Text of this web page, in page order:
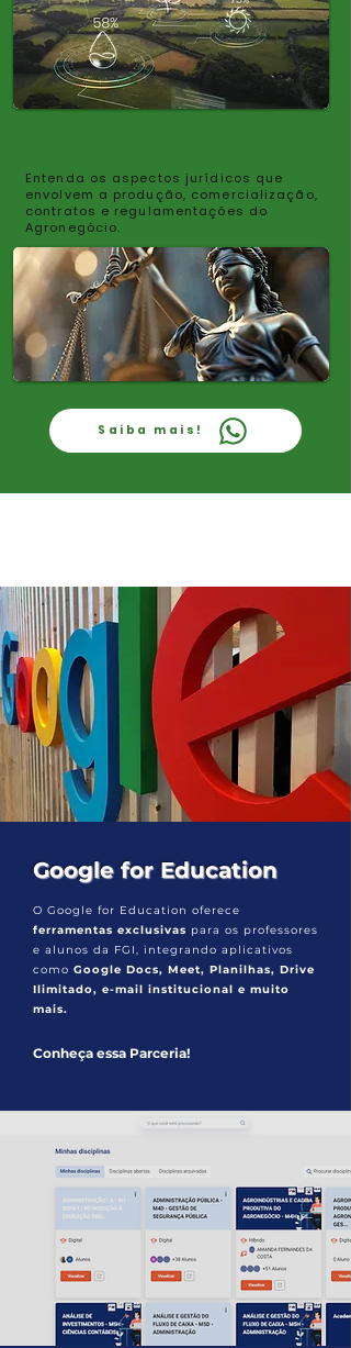
Entenda os aspectos jurídicos que
envolvem a produção, comercialização,
contratos e regulamentações do
Agronegócio.
Saiba mais!
Google for Education
O Google for Education oferece
ferramentas exclusivas para os professores
e alunos da FGI, integrando aplicativos
como Google Docs, Meet, Planilhas, Drive
Ilimitado, e-mail institucional e muito
mais.
Conheça essa Parceria!